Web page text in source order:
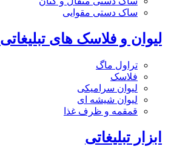
ساک دستی مقوایی
لیوان و فلاسک های تبلیغاتی
تراول ماگ
فلاسک
لیوان سرامیکی
لیوان شیشه ای
قمقمه و ظرف غذا
ابزار تبلیغاتی